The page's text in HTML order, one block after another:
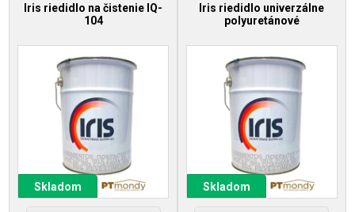
Iris riedidlo na čistenie IQ-
104
Skladom
Iris riedidlo univerzálne
polyuretánové
Skladom